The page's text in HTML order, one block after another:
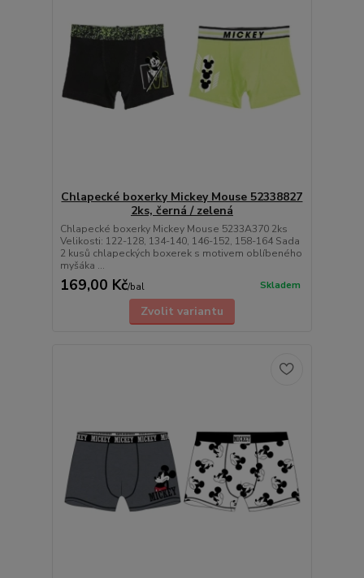
Chlapecké boxerky Mickey Mouse 52338827
2ks, černá / zelená
Chlapecké boxerky Mickey Mouse 5233A370 2ks
Velikosti: 122-128, 134-140, 146-152, 158-164 Sada
2 kusů chlapeckých boxerek s motivem oblíbeného
myšáka ...
169,00 Kč/bal Skladem
Zvolit variantu